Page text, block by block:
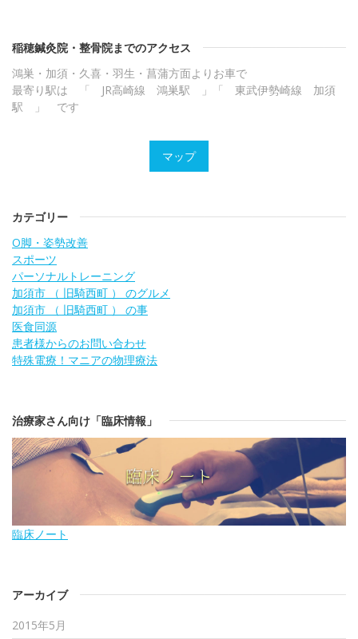
稲穂鍼灸院・整骨院までのアクセス
鴻巣・加須・久喜・羽生・菖蒲方面よりお車で
最寄り駅は 「 JR高崎線 鴻巣駅 」「 東武伊勢崎線 加須
駅 」 です
マップ
カテゴリー
O脚・姿勢改善
スポーツ
パーソナルトレーニング
加須市 （ 旧騎西町 ） のグルメ
加須市 （ 旧騎西町 ） の事
医食同源
患者様からのお問い合わせ
特殊電療！マニアの物理療法
治療家さん向け「臨床情報」
臨床ノート
アーカイブ
2015年5月